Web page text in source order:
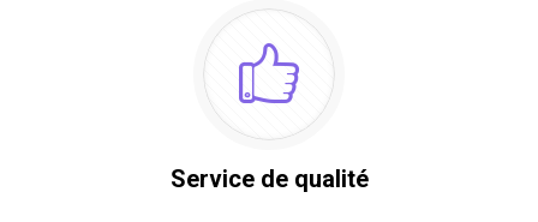
Service de qualité